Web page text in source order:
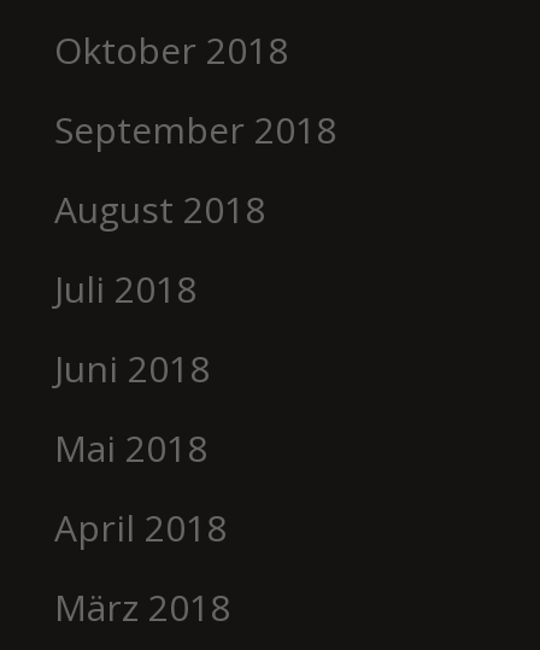
Oktober 2018
September 2018
August 2018
Juli 2018
Juni 2018
Mai 2018
April 2018
März 2018